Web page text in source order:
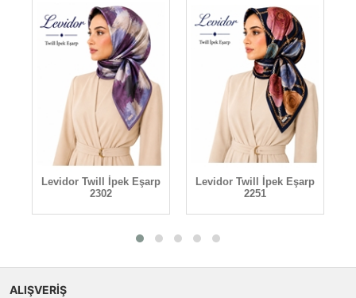
Levidor Twill İpek Eşarp
2302
Levidor Twill İpek Eşarp
2251
ALIŞVERİŞ